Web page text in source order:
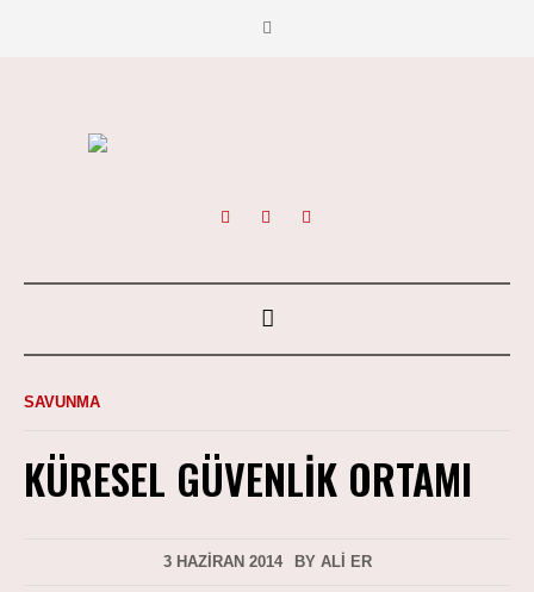
SAVUNMA
KÜRESEL GÜVENLIK ORTAMI
3 HAZIRAN 2014 BY ALI ER